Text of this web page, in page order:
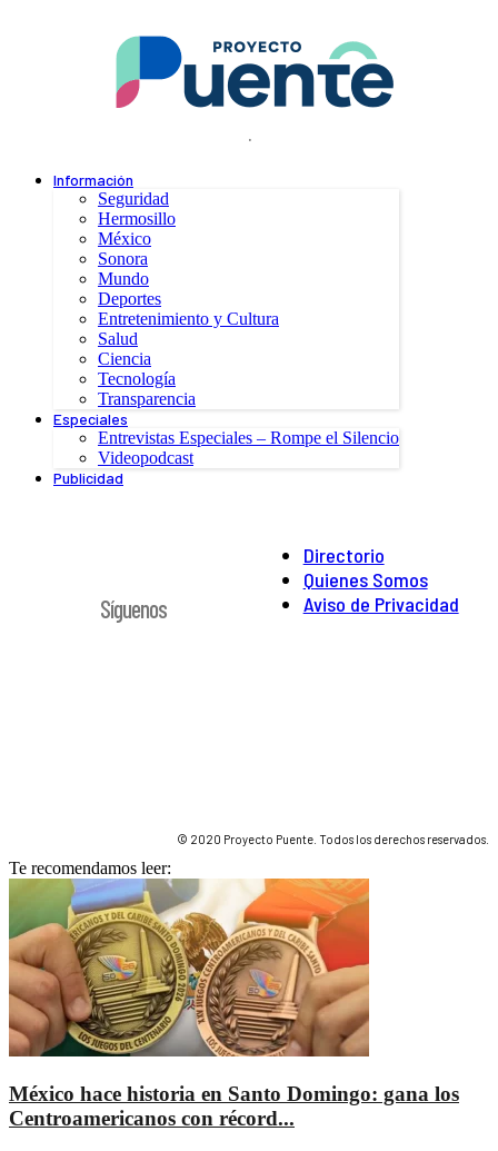
.
Información
Seguridad
Hermosillo
México
Sonora
Mundo
Deportes
Entretenimiento y Cultura
Salud
Ciencia
Tecnología
Transparencia
Especiales
Entrevistas Especiales – Rompe el Silencio
Videopodcast
Publicidad
Directorio
Quienes Somos
Aviso de Privacidad
Síguenos
© 2020 Proyecto Puente. Todos los derechos reservados.
Te recomendamos leer:
México hace historia en Santo Domingo: gana los
Centroamericanos con récord...